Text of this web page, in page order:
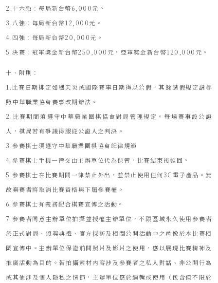
2.十六強：每局新台幣6,000元。
3.八強：每局新台幣12,000元。
4.四強：每局新台幣20,000元。
5.決賽：冠軍奬金新台幣250,000元，亞軍奬金新台幣120,000元。
十、附則：
1.比賽日期排定如遇天災或國際賽事日期得以公假，其餘請假規定請參
照中華職業協會賽事改期辦法。
2.比賽期間須遵守中華職業圍棋協會對局管理規定。每場賽事設公證
人，棋局若有爭議得服從公證人之判決。
3.參賽棋士須遵守中華職業圍棋協會紀律規範
4.參賽棋士手機一律交由主辦單位代為保管，比賽結束後領回。
5.參賽棋士在比賽期間一律禁止外出，並禁止使用任何3C電子產品。無
故棄賽者將取消比賽資格與下屆參賽權。
6.參賽棋士有義務配合棋賽宣傳之活動。
7.參賽者同意主辦單位拍攝並授權主辦單位，不限區域永久使用參賽者
於正式對局、頒獎典禮、官方採訪及相關公開活動中之肖像於本比賽相
關宣傳中。主辦單位保證前開照片及影片之使用，應以展現比賽精神及
推廣活動為目的。若拍攝素材內容涉及參賽者之私人對話、非公開行為
或其他涉及個人隱私之情節，主辦單位應於編輯或使用（包含但不限於